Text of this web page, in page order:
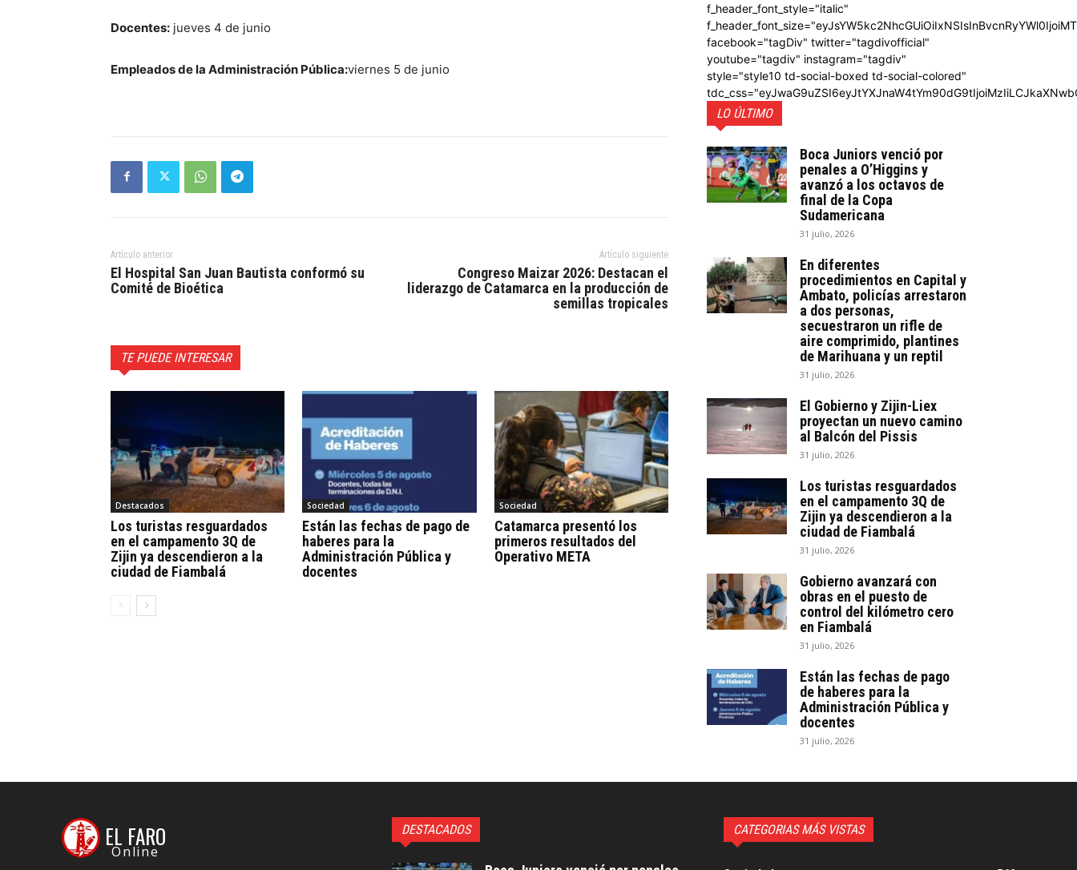
Docentes: jueves 4 de junio
Empleados de la Administración Pública:viernes 5 de junio
Artículo anterior
El Hospital San Juan Bautista conformó su
Comité de Bioética
Artículo siguiente
Congreso Maizar 2026: Destacan el
liderazgo de Catamarca en la producción de
semillas tropicales
TE PUEDE INTERESAR
Destacados
Los turistas resguardados
en el campamento 3Q de
Zijin ya descendieron a la
ciudad de Fiambalá
Sociedad
Están las fechas de pago de
haberes para la
Administración Pública y
docentes
Sociedad
Catamarca presentó los
primeros resultados del
Operativo META
f_header_font_style="italic"
facebook="tagDiv" twitter="tagdivofficial"
youtube="tagdiv" instagram="tagdiv"
style="style10 td-social-boxed td-social-colored"
LO ÚLTIMO
Boca Juniors venció por
penales a O’Higgins y
avanzó a los octavos de
final de la Copa
Sudamericana
31 julio, 2026
En diferentes
procedimientos en Capital y
Ambato, policías arrestaron
a dos personas,
secuestraron un rifle de
aire comprimido, plantines
de Marihuana y un reptil
31 julio, 2026
El Gobierno y Zijin-Liex
proyectan un nuevo camino
al Balcón del Pissis
31 julio, 2026
Los turistas resguardados
en el campamento 3Q de
Zijin ya descendieron a la
ciudad de Fiambalá
31 julio, 2026
Gobierno avanzará con
obras en el puesto de
control del kilómetro cero
en Fiambalá
31 julio, 2026
Están las fechas de pago
de haberes para la
Administración Pública y
docentes
31 julio, 2026
EL FARO
Online
DESTACADOS CATEGORIAS MÁS VISTAS